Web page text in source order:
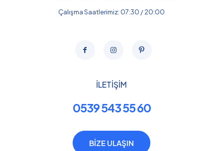
Çalışma Saatlerimiz: 07:30 / 20:00
İLETİŞİM
0539 543 55 60
BİZE ULAŞIN